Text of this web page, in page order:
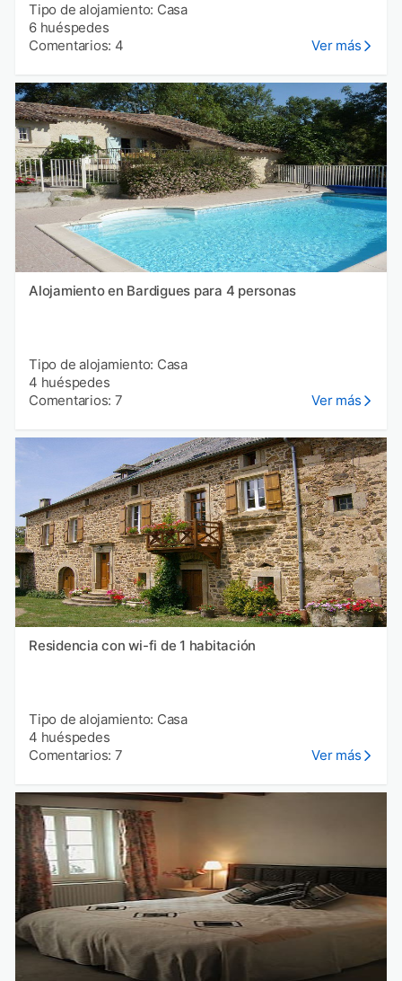
Tipo de alojamiento: Casa
6 huéspedes
Comentarios: 4
Ver más
Alojamiento en Bardigues para 4 personas
Tipo de alojamiento: Casa
4 huéspedes
Comentarios: 7
Ver más
Residencia con wi-fi de 1 habitación
Tipo de alojamiento: Casa
4 huéspedes
Comentarios: 7
Ver más